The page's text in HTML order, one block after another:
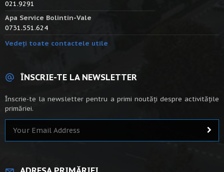
021.9291
Apa Service Bolintin-Vale
0731.551.624
Vedeți toate contactele utile
ÎNSCRIE-TE LA NEWSLETTER
Înscrie-te la newsletter pentru a primi noutăți despre activitățile
primăriei.